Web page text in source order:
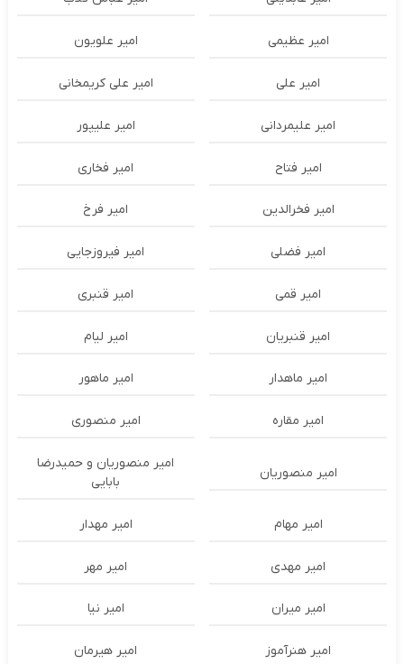
امیر عظیمی امیر علویون
امیر علی امیر علی کریمخانی
امیر علیمردانی امیر علیپور
امیر فتاح امیر فخاری
امیر فخرالدین امیر فرخ
امیر فضلی امیر فیروزجایی
امیر قمی امیر قنبری
امیر قنبریان امیر لیام
امیر ماهدار امیر ماهور
امیر مقاره امیر منصوری
امیر منصوریان
امیر منصوریان و حمیدرضا
بابایی
امیر مهام امیر مهدار
امیر مهدی امیر مهر
امیر میران امیر نیا
امیر هنرآموز امیر هیرمان